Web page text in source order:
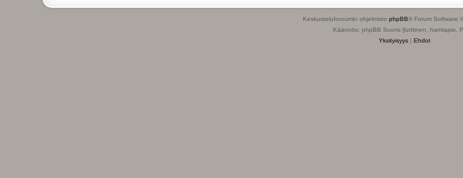
Keskustelufoorumin ohjelmisto phpBB® Forum Software
Käännös: phpBB Suomi (lurttinen, harritapio,
Yksityisyys | Ehdot